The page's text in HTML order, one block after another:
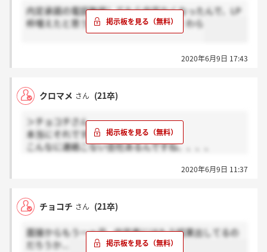
内定承諾の電話無視してたら内定なくなったんで、LP
枠増えたと思うんで頑張ってください！わら
2020年6月9日 17:43
クロマメ さん (21卒)
＞チョコチさん
本当にそれです。
こんなに連絡こない会社あるんですね、、、、
2020年6月9日 11:37
チョコチ さん (21卒)
面接からもう一ヶ月...内定者にはもう結果出してるの
だろうか...